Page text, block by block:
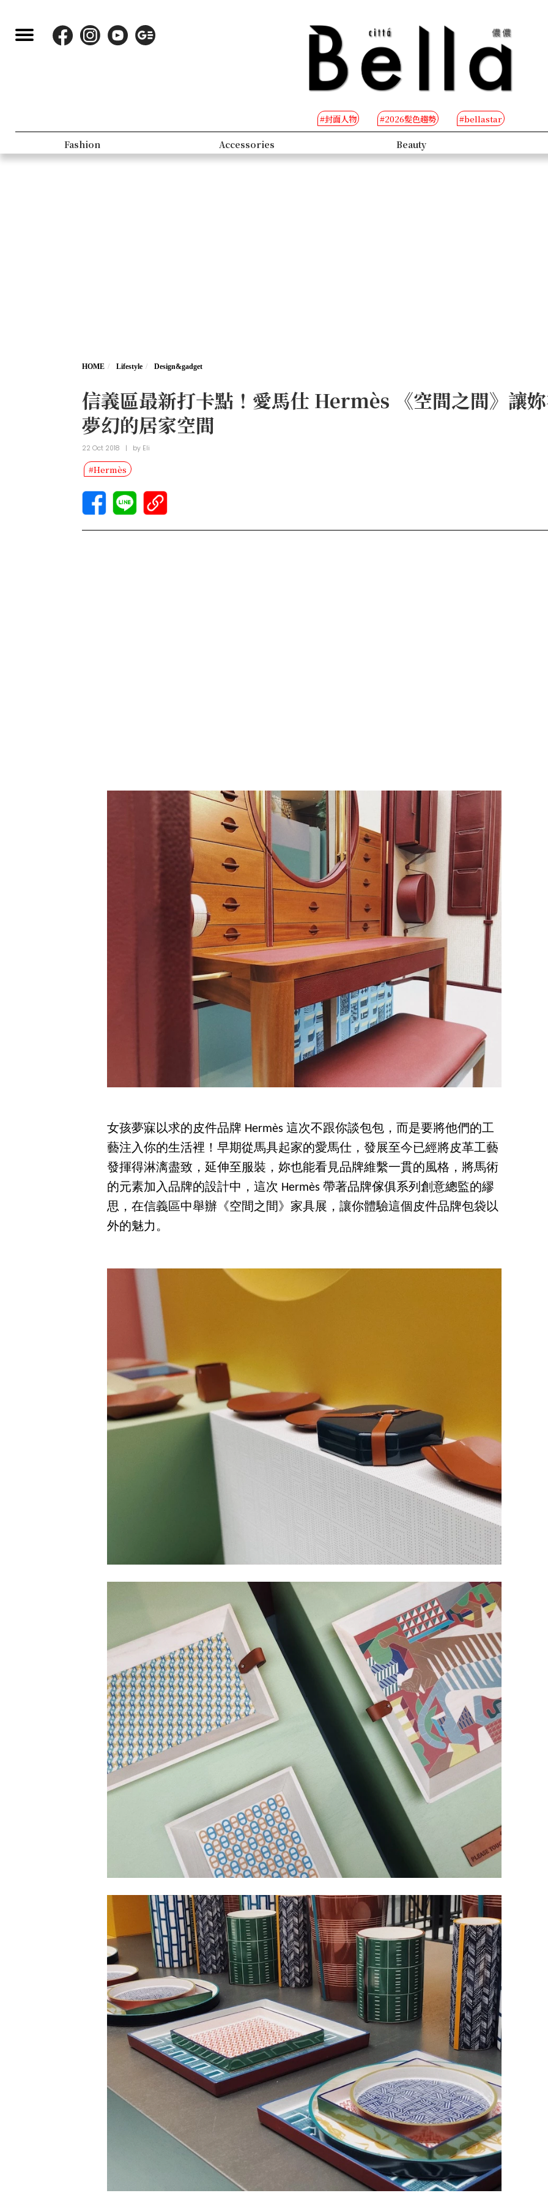
#封面人物 #2026髮色趨勢 #bellastar
Fashion Accessories Beauty
HOME Lifestyle Design&gadget
信義區最新打卡點！愛馬仕 Hermès 《空間之間》讓
夢幻的居家空間
22 Oct 2018 | by Eli
#Hermès
女孩夢寐以求的皮件品牌 Hermès 這次不跟你談包包，而是要將他們的工
藝注入你的生活裡！早期從馬具起家的愛馬仕，發展至今已經將皮革工藝
發揮得淋漓盡致，延伸至服裝，妳也能看見品牌維繫一貫的風格，將馬術
的元素加入品牌的設計中，這次 Hermès 帶著品牌傢俱系列創意總監的繆
思，在信義區中舉辦《空間之間》家具展，讓你體驗這個皮件品牌包袋以
外的魅力。